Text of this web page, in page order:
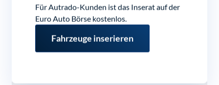
Für Autrado-Kunden ist das Inserat auf der
Euro Auto Börse kostenlos.
Fahrzeuge inserieren